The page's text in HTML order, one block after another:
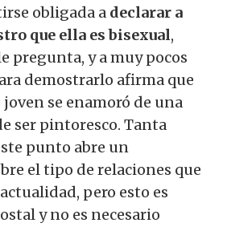
obligada a declarar a
que ella es bisexual,
pregunta, y a muy pocos
demostrarlo afirma que
se enamoró de una
ser pintoresco. Tanta
punto abre un
el tipo de relaciones que
pero esto es
y no es necesario